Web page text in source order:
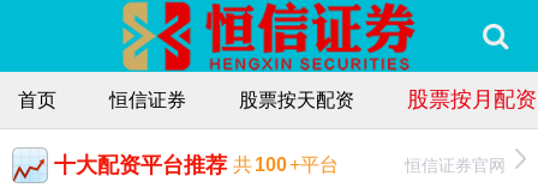
首页 恒信证券 股票按天配资 股票按月配资
十大配资平台推荐 共100+平台 恒信证券官网